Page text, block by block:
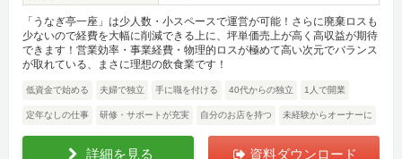
「うなぎ亭一座」は少人数・小スペースで運営が可能！さらに廃棄ロスも
少ないので経費を大幅に削減できる上に、坪単価売上が高く高収益が期待
できます！営業効率・事業経費・物理的ロスが極めて高い次元でバランス
が取れている、まさに理想の飲食業です！
低資金で始める 夫婦で独立 手に職を付ける 40代からの独立 1人で開業
定年なしの仕事 研修・サポートが充実 自分のお店を持つ 未経験からオーナーに
詳細を見る 資料ダウンロード